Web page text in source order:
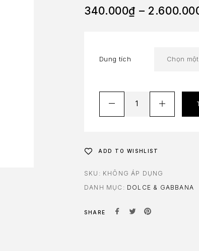
340.000₫ –
Dung tích
ADD TO WISHLIST
SKU: KHÔNG ÁP DỤNG
DANH MỤC: DOLCE & GABBANA
SHARE